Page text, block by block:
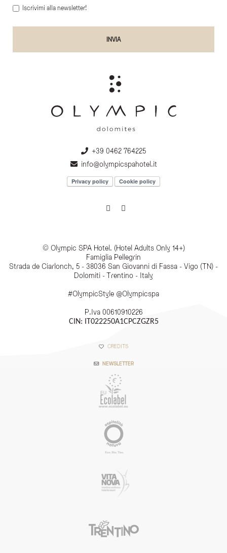
Iscrivimi alla newsletter!
+39 0462 764225
info@olympicspahotel.it
Privacy policy Cookie policy
© Olympic SPA Hotel. (Hotel Adults Only 14+)
Famiglia Pellegrin
Strada de Ciarlonch, 5 - 38036 San Giovanni di Fassa - Vigo (TN) -
Dolomiti - Trentino - Italy
#OlympicStyle @Olympicspa
P.Iva 00610910226
CIN: IT022250A1CPCZGZR5
CREDITS
NEWSLETTER